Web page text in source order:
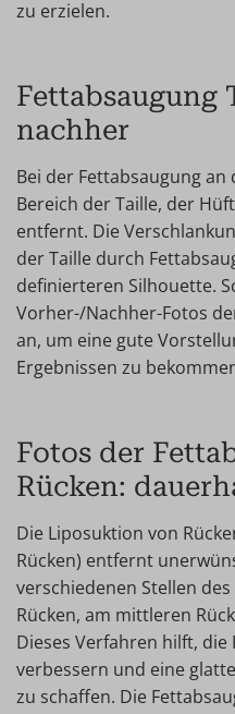
zu erzielen.
Fettabsaugung
nachher
Bei der Fettabsaugung an
Bereich der Taille, der
entfernt. Die
der Taille durch
definierteren Silhouette.
Vorher-/Nachher-Fotos
an, um eine gute
Ergebnissen zu
Fotos der
Rücken:
Die Liposuktion von
Rücken) entfernt
verschiedenen Stellen
Rücken, am mittleren
Dieses Verfahren hilft,
verbessern und eine
zu schaffen. Die